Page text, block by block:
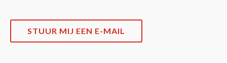
STUUR MIJ EEN E-MAIL